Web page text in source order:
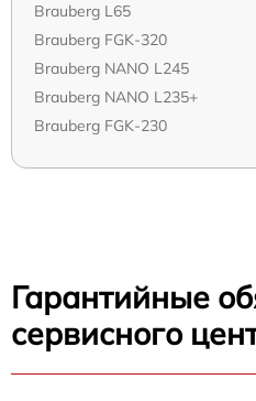
Brauberg L65
Brauberg FGK-320
Brauberg NANO L245
Brauberg NANO L235+
Brauberg FGK-230
Гарантийные
сервисного